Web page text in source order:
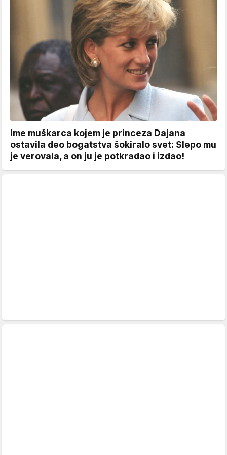
Ime muškarca kojem je princeza Dajana
ostavila deo bogatstva šokiralo svet: Slepo mu
je verovala, a on ju je potkradao i izdao!